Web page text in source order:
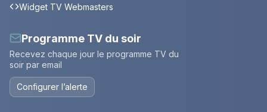
Widget TV Webmasters
Programme TV du soir
Recevez chaque jour le programme TV du
soir par email
Configurer l’alerte